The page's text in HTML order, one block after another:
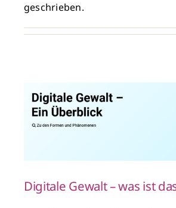
geschrieben.
Digitale Gewalt – was ist